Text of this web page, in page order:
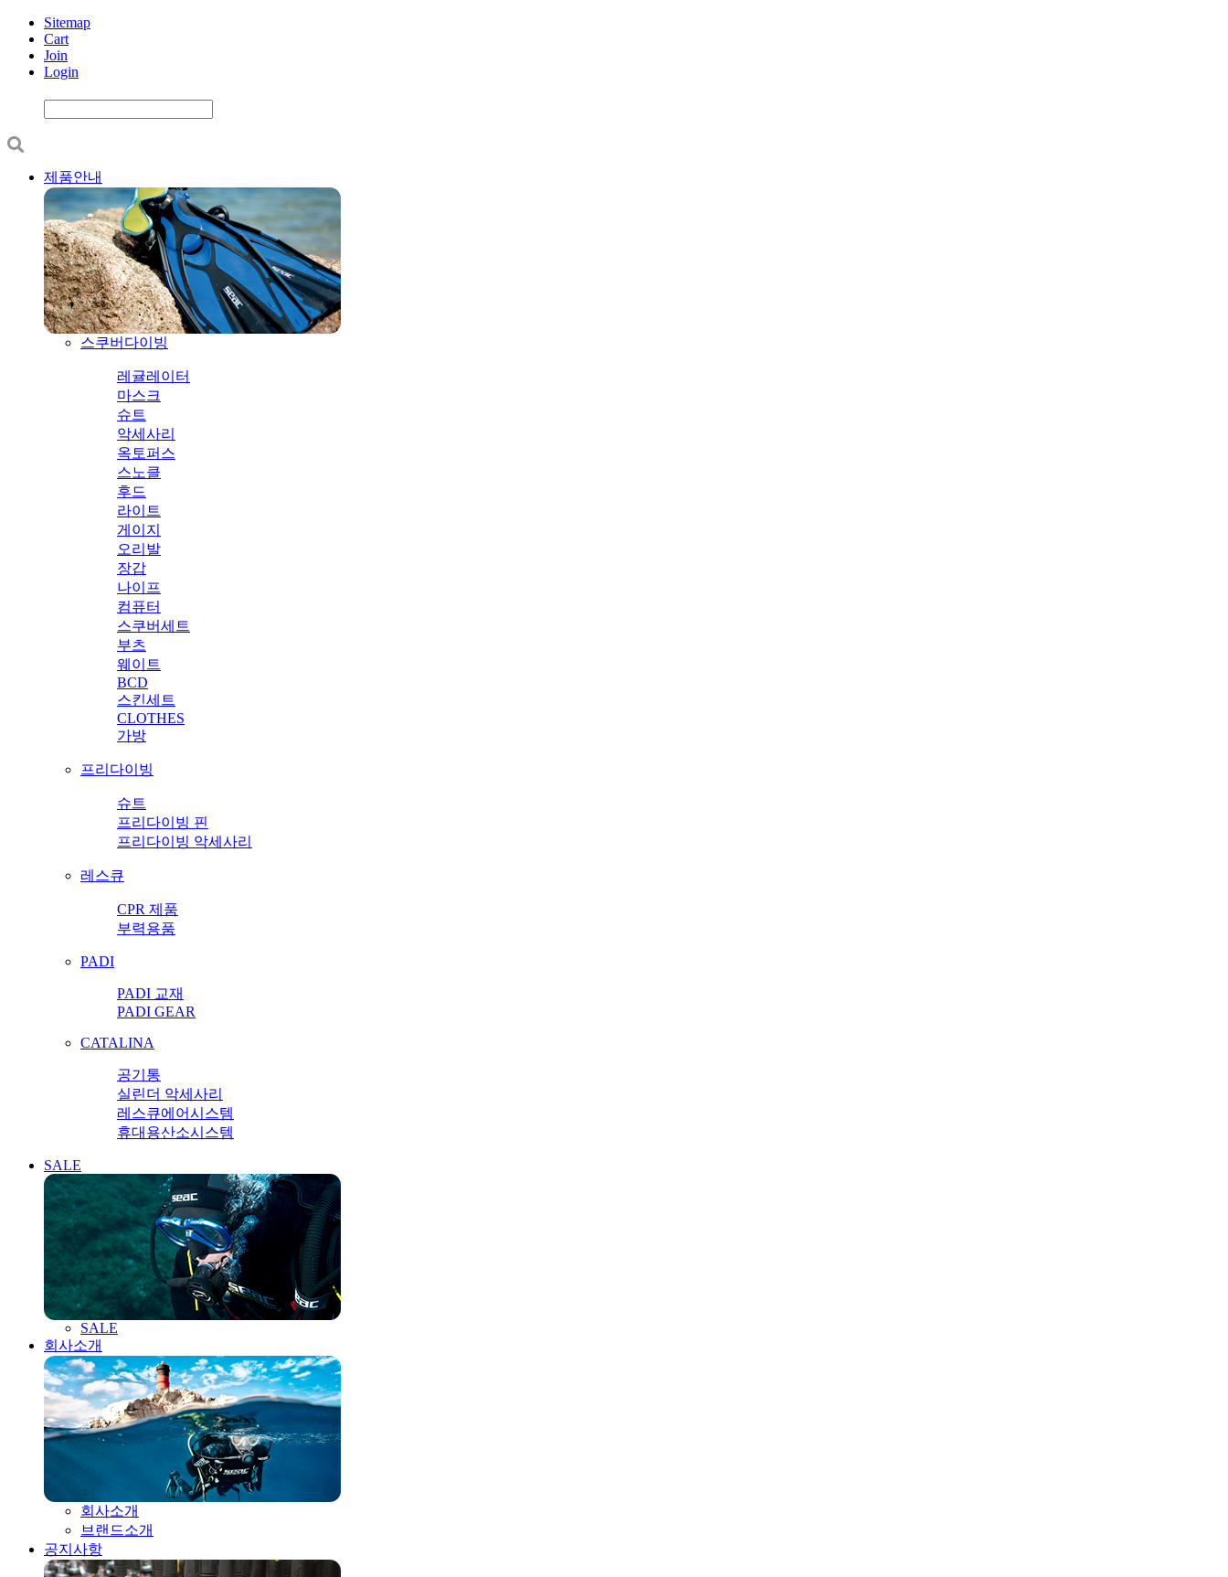
Sitemap
Cart
Join
Login
제품안내
스쿠버다이빙
레귤레이터
마스크
슈트
악세사리
옥토퍼스
스노클
후드
라이트
게이지
오리발
장갑
나이프
컴퓨터
스쿠버세트
부츠
웨이트
BCD
스킨세트
CLOTHES
가방
프리다이빙
슈트
프리다이빙 핀
프리다이빙 악세사리
레스큐
CPR 제품
부력용품
PADI
PADI 교재
PADI GEAR
CATALINA
공기통
실린더 악세사리
레스큐에어시스템
휴대용산소시스템
SALE
SALE
회사소개
회사소개
브랜드소개
공지사항